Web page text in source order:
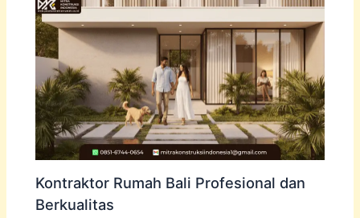
Kontraktor Rumah Bali Profesional dan
Berkualitas